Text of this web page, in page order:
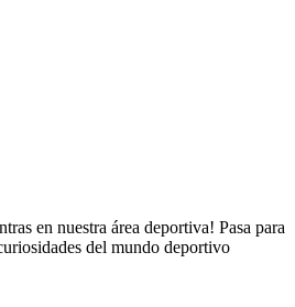
en nuestra área deportiva! Pasa para
del mundo deportivo